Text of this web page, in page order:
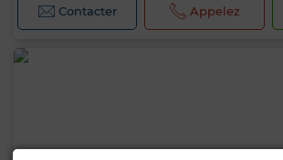
Contacter Appelez